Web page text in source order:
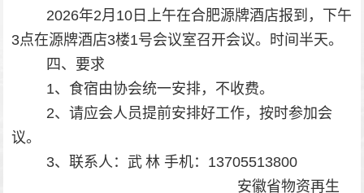
2026年2月 10 日上午在合肥源牌酒店报到，下午
3点在源牌酒店3楼1号会议室召开会议。时间半天。
四、要求
1、 食宿由协会统一安排，不收费。
2、请应会人员提前安排好工作，按时参加会
议。
3、联系人： 武 林 手机： 13705513800
安徽省物资再生